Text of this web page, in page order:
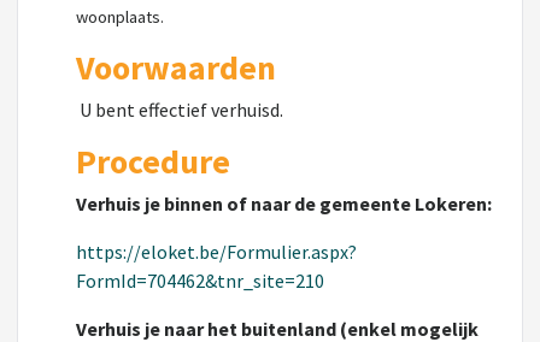
woonplaats.
Voorwaarden
U bent effectief verhuisd.
Procedure
Verhuis je binnen of naar de gemeente Lokeren:
https://eloket.be/Formulier.aspx?
FormId=704462&tnr_site=210
Verhuis je naar het buitenland (enkel mogelijk